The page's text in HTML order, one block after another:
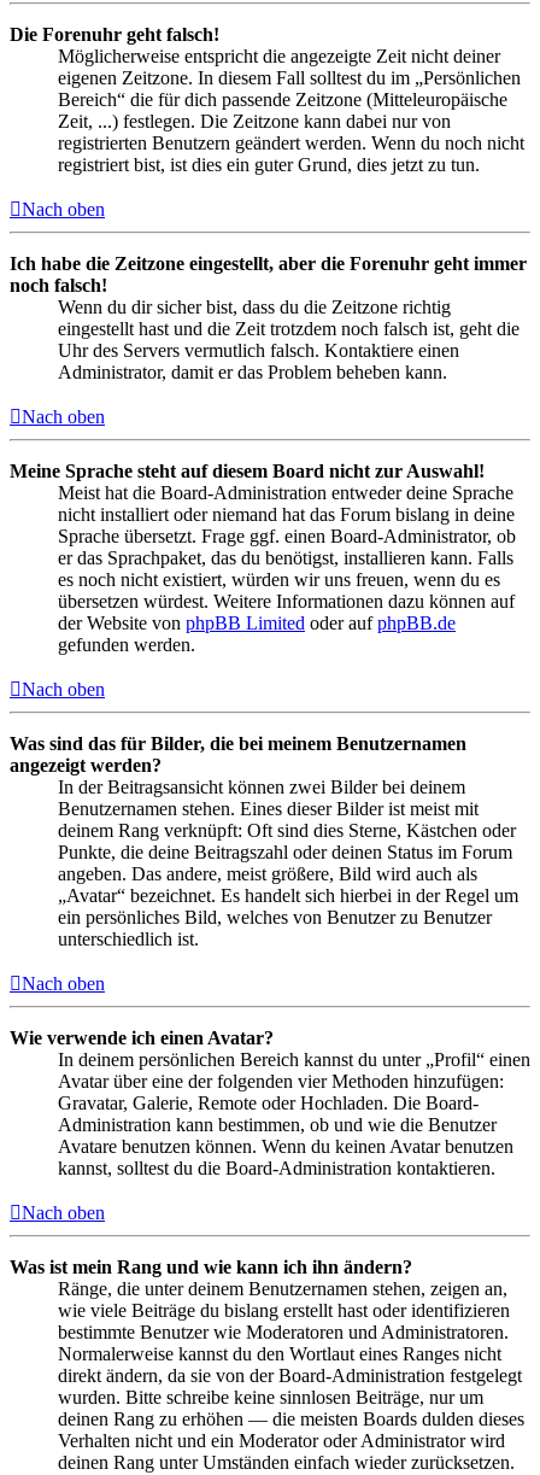
Die Forenuhr geht falsch!
Möglicherweise entspricht die angezeigte Zeit nicht deiner
eigenen Zeitzone. In diesem Fall solltest du im „Persönlichen
Bereich“ die für dich passende Zeitzone (Mitteleuropäische
Zeit, ...) festlegen. Die Zeitzone kann dabei nur von
registrierten Benutzern geändert werden. Wenn du noch nicht
registriert bist, ist dies ein guter Grund, dies jetzt zu tun.
Nach oben
Ich habe die Zeitzone eingestellt, aber die Forenuhr geht immer
noch falsch!
Wenn du dir sicher bist, dass du die Zeitzone richtig
eingestellt hast und die Zeit trotzdem noch falsch ist, geht die
Uhr des Servers vermutlich falsch. Kontaktiere einen
Administrator, damit er das Problem beheben kann.
Nach oben
Meine Sprache steht auf diesem Board nicht zur Auswahl!
Meist hat die Board-Administration entweder deine Sprache
nicht installiert oder niemand hat das Forum bislang in deine
Sprache übersetzt. Frage ggf. einen Board-Administrator, ob
er das Sprachpaket, das du benötigst, installieren kann. Falls
es noch nicht existiert, würden wir uns freuen, wenn du es
übersetzen würdest. Weitere Informationen dazu können auf
der Website von phpBB Limited oder aufphpBB.de
gefunden werden.
Nach oben
Was sind das für Bilder, die bei meinem Benutzernamen
angezeigt werden?
In der Beitragsansicht können zwei Bilder bei deinem
Benutzernamen stehen. Eines dieser Bilder ist meist mit
deinem Rang verknüpft: Oft sind dies Sterne, Kästchen oder
Punkte, die deine Beitragszahl oder deinen Status im Forum
angeben. Das andere, meist größere, Bild wird auch als
„Avatar“ bezeichnet. Es handelt sich hierbei in der Regel um
ein persönliches Bild, welches von Benutzer zu Benutzer
unterschiedlich ist.
Nach oben
Wie verwende ich einen Avatar?
In deinem persönlichen Bereich kannst du unter „Profil“ einen
Avatar über eine der folgenden vier Methoden hinzufügen:
Gravatar, Galerie, Remote oder Hochladen. Die Board-
Administration kann bestimmen, ob und wie die Benutzer
Avatare benutzen können. Wenn du keinen Avatar benutzen
kannst, solltest du die Board-Administration kontaktieren.
Nach oben
Was ist mein Rang und wie kann ich ihn ändern?
Ränge, die unter deinem Benutzernamen stehen, zeigen an,
wie viele Beiträge du bislang erstellt hast oder identifizieren
bestimmte Benutzer wie Moderatoren und Administratoren.
Normalerweise kannst du den Wortlaut eines Ranges nicht
direkt ändern, da sie von der Board-Administration festgelegt
wurden. Bitte schreibe keine sinnlosen Beiträge, nur um
deinen Rang zu erhöhen — die meisten Boards dulden dieses
Verhalten nicht und ein Moderator oder Administrator wird
deinen Rang unter Umständen einfach wieder zurücksetzen.